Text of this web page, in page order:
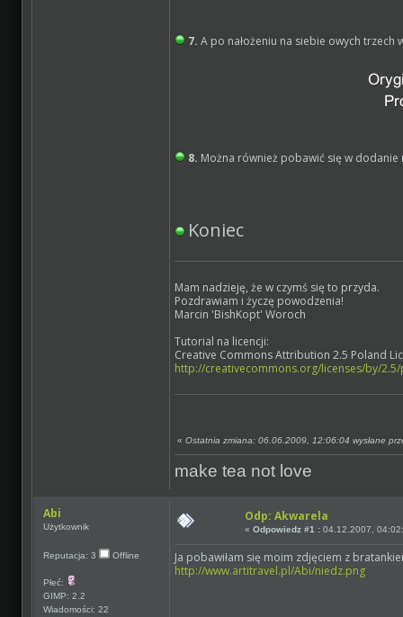
7. A po nałożeniu na siebie owych
8. Można również pobawić się w dodanie
Koniec
Mam nadzieję, że w czymś się to przyda.
Pozdrawiam i życzę powodzenia!
Marcin 'BishKopt' Woroch
Tutorial na licencji:
Creative Commons Attribution 2.5 Poland
http://creativecommons.org/licenses/by/
«Ostatnia zmiana: 06.06.2009, 12:06:04 wysłane
make tea not love
Abi
Użytkownik
Reputacja: 3 Offline
Płeć:
GIMP: 2.2
Wiadomości: 22
Odp: Akwarela
«Odpowiedz #1 : 04.12.2007,
Ja pobawiłam się moim zdjęciem z
http://www.artitravel.pl/Abi/niedz.png